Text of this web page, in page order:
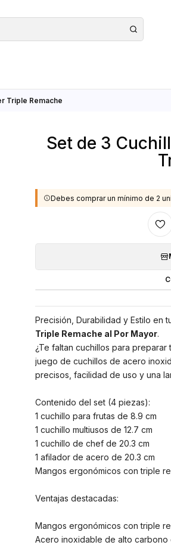
Triple Remache
Set de 3
Debes comprar un mínimo de 2
Precisión, Durabilidad y Estilo en
Triple Remache al Por Mayor.
¿Te faltan cuchillos para
juego de cuchillos de acero
precisos, facilidad de uso y una
Contenido del set (4 piezas):
1 cuchillo para frutas de 8.9 cm
1 cuchillo multiusos de 12.7 cm
1 cuchillo de chef de 20.3 cm
1 afilador de acero de 20.3 cm
Mangos ergonómicos con triple
Ventajas destacadas:
Mangos ergonómicos con triple
Acero inoxidable de alto carbono